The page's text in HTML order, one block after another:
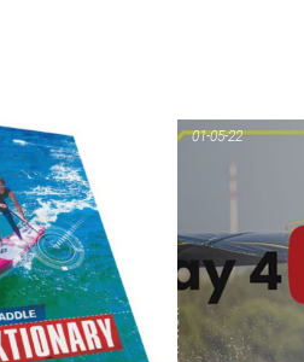
22
01-05-22